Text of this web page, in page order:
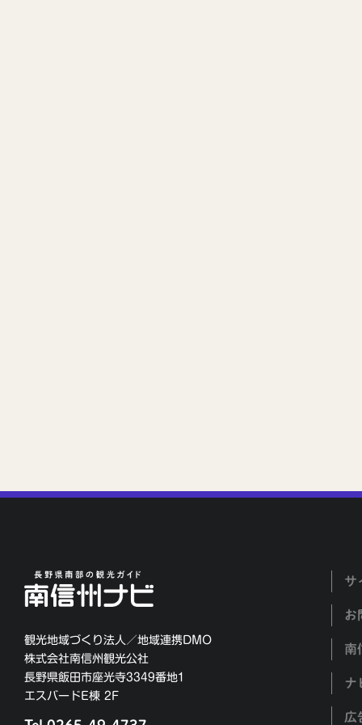
観光地域づくり法人／地域連携DMO
株式会社南信州観光公社
長野県飯田市座光寺3349番地1
エスバードE棟 2F
サ
お
南
ナ
広